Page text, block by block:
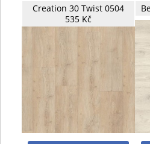
Creation 30 Twist 0504
535 Kč